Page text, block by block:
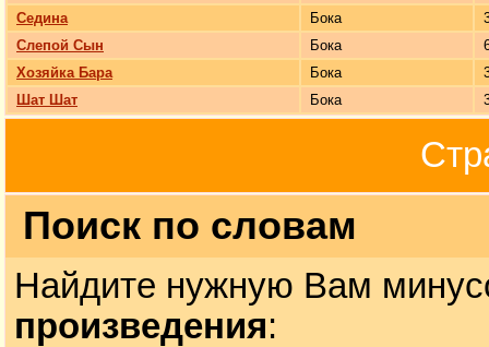
Седина
Бока
Слепой Сын
Бока
Хозяйка Бара
Бока
Шат Шат
Бока
Поиск по словам
Найдите нужную Вам
произведения: